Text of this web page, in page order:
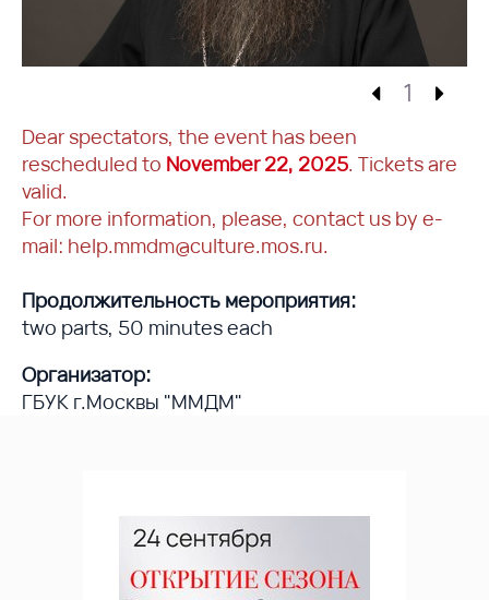
1
Dear spectators, the event has been
rescheduled to November 22, 2025. Tickets are
valid.
For more information, please, contact us by e-
mail: help.mmdm@culture.mos.ru.
Продолжительность мероприятия:
two parts, 50 minutes each
Организатор:
ГБУК г.Москвы "ММДМ"